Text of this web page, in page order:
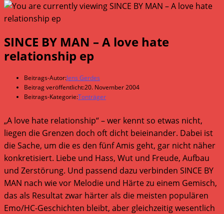
SINCE BY MAN – A love hate
relationship ep
Beitrags-Autor:Jens Gerdes
Beitrag veröffentlicht:20. November 2004
Beitrags-Kategorie:Tonträger
„A love hate relationship“ – wer kennt so etwas nicht,
liegen die Grenzen doch oft dicht beieinander. Dabei ist
die Sache, um die es den fünf Amis geht, gar nicht näher
konkretisiert. Liebe und Hass, Wut und Freude, Aufbau
und Zerstörung. Und passend dazu verbinden SINCE BY
MAN nach wie vor Melodie und Härte zu einem Gemisch,
das als Resultat zwar härter als die meisten populären
Emo/HC-Geschichten bleibt, aber gleichzeitig wesentlich